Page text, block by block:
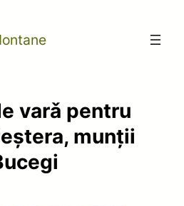
varǎ pentru
munţii